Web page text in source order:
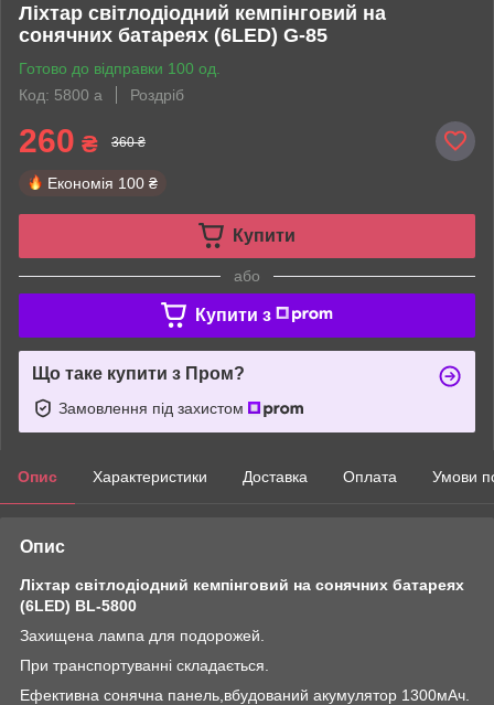
Ліхтар світлодіодний кемпінговий на
сонячних батареях (6LED) G-85
Готово до відправки 100 од.
Код: 5800 а
Роздріб
260 ₴ 360 ₴
Економія 100 ₴
Купити
або
Купити з
Що таке купити з Пром?
Замовлення під захистом
Опис Характеристики Доставка Оплата Умови
Опис
Ліхтар світлодіодний кемпінговий на сонячних батареях
(6LED) BL-5800
Захищена лампа для подорожей.
При транспортуванні складається.
Ефективна сонячна панель,вбудований акумулятор 1300мАч.